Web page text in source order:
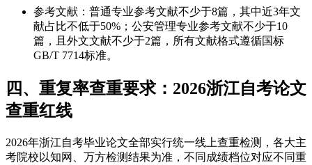
参考文献：普通专业参考文献不少于8篇，其中近3年文
献占比不低于50%；公安管理专业参考文献不少于10
篇，且外文文献不少于2篇，所有文献格式遵循国标
GB/T 7714标准。
四、重复率查重要求：2026浙江自考论文
查重红线
2026年浙江自考毕业论文全部实行统一线上查重检测，各大主
考院校以知网、万方检测结果为准，不同成绩档位对应不同重